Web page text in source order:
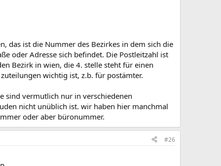
das ist die Nummer des Bezirkes in dem sich die
oder Adresse sich befindet. Die Postleitzahl ist
Bezirk in wien, die 4. stelle steht für einen
wichtig ist, z.b. für postämter.
sind vermutlich nur in verschiedenen
nicht unüblich ist. wir haben hier manchmal
oder aber büronummer.
#26